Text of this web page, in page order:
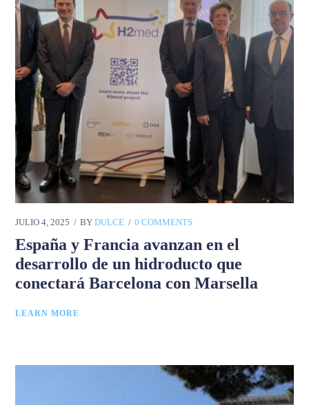
JULIO 4, 2025 BYDULCE 0 COMMENTS
España y Francia avanzan en el
desarrollo de un hidroducto que
conectará Barcelona con Marsella
LEARN MORE